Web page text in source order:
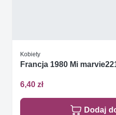
Kobiety
Francja 1980 Mi
6,40 zł
Dodaj